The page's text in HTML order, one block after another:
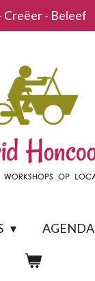
Creëer - Beleef
AGENDA